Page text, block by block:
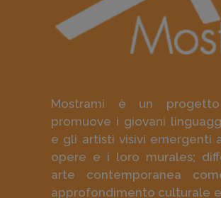
Mostrami è un
promuove i giovani
e gli artisti visivi emergenti
opere e i loro murales;
arte contemporanea
approfondimento culturale